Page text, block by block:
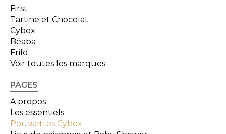
First
Tartine et Chocolat
Cybex
Béaba
Frilo
Voir toutes les marques
PAGES
A propos
Les essentiels
Poussettes Cybex